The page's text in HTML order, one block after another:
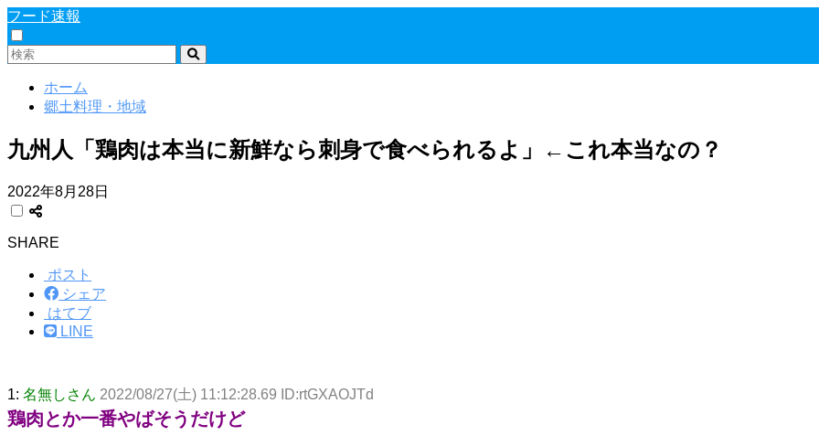
フード速報
ホーム
郷土料理・地域
九州人「鶏肉は本当に新鮮なら刺身で食べられるよ」←これ本当なの？
2022年8月28日
SHARE
ポスト
シェア
はてブ
LINE
1: 名無しさん 2022/08/27(土) 11:12:28.69 ID:rtGXAOJTd
鶏肉とか一番やばそうだけど